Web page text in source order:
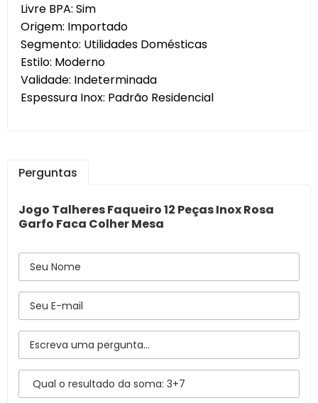
Livre BPA: Sim
Origem: Importado
Segmento: Utilidades Domésticas
Estilo: Moderno
Validade: Indeterminada
Espessura Inox: Padrão Residencial
Perguntas
Jogo Talheres Faqueiro 12 Peças Inox Rosa
Garfo Faca Colher Mesa